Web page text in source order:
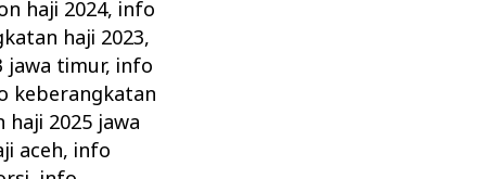
haji 2024, info
haji 2023,
jawa timur, info
keberangkatan
2025 jawa
aceh, info